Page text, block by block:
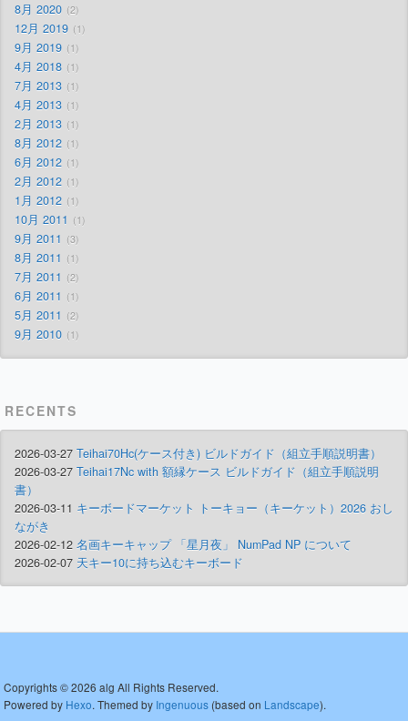
8月 2020 2
12月 2019 1
9月 2019 1
4月 2018 1
7月 2013 1
4月 2013 1
2月 2013 1
8月 2012 1
6月 2012 1
2月 2012 1
1月 2012 1
10月 2011 1
9月 2011 3
8月 2011 1
7月 2011 2
6月 2011 1
5月 2011 2
9月 2010 1
RECENTS
2026-03-27 Teihai70Hc(ケース付き) ビルドガイド（組立手順説明書）
2026-03-27 Teihai17Nc with 額縁ケース ビルドガイド（組立手順説明
書）
2026-03-11 キーボードマーケット トーキョー（キーケット）2026 おし
ながき
2026-02-12 名画キーキャップ 「星月夜」 NumPad NP について
2026-02-07 天キー10に持ち込むキーボード
Copyrights © 2026 alg All Rights Reserved.
Powered by Hexo. Themed by Ingenuous(based on Landscape).